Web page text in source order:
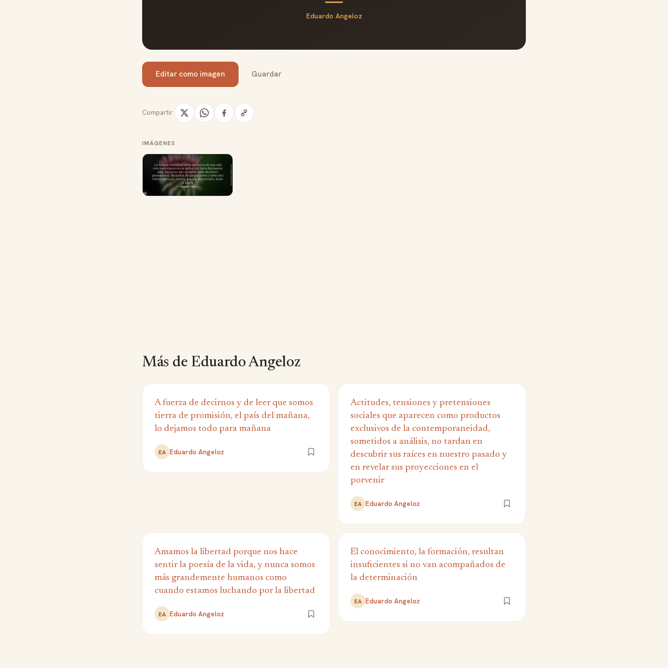
Eduardo Angeloz
Editar como imagen Guardar
Compartir
IMÁGENES
Más de Eduardo Angeloz
A fuerza de decirnos y de leer que somos
tierra de promisión, el país del mañana,
lo dejamos todo para mañana
EA Eduardo Angeloz
Actitudes, tensiones y pretensiones
sociales que aparecen como productos
exclusivos de la contemporaneidad,
sometidos a análisis, no tardan en
descubrir sus raíces en nuestro pasado y
en revelar sus proyecciones en el
porvenir
EA Eduardo Angeloz
Amamos la libertad porque nos hace
sentir la poesía de la vida, y nunca somos
más grandemente humanos como
cuando estamos luchando por la libertad
EA Eduardo Angeloz
El conocimiento, la formación, resultan
insuficientes si no van acompañados de
la determinación
EA Eduardo Angeloz